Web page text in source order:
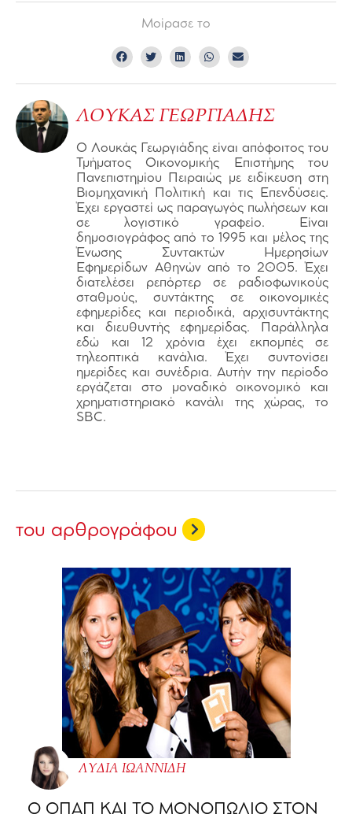
Μοίρασε το
ΛΟΥΚΑΣ ΓΕΩΡΓΙΑΔΗΣ
Ο Λουκάς Γεωργιάδης είναι απόφοιτος του
Τμήματος Οικονομικής Επιστήμης του
Πανεπιστημίου Πειραιώς με ειδίκευση στη
Βιομηχανική Πολιτική και τις Επενδύσεις.
Έχει εργαστεί ως παραγωγός πωλήσεων και
σε λογιστικό γραφείο. Είναι
δημοσιογράφος από το 1995 και μέλος της
Ένωσης Συντακτών Ημερησίων
Εφημερίδων Αθηνών από το 2005. Έχει
διατελέσει ρεπόρτερ σε ραδιοφωνικούς
σταθμούς, συντάκτης σε οικονομικές
εφημερίδες και περιοδικά, αρχισυντάκτης
και διευθυντής εφημερίδας. Παράλληλα
εδώ και 12 χρόνια έχει εκπομπές σε
τηλεοπτικά κανάλια. Έχει συντονίσει
ημερίδες και συνέδρια. Αυτήν την περίοδο
εργάζεται στο μοναδικό οικονομικό και
χρηματιστηριακό κανάλι της χώρας, το
SBC.
του αρθρογράφου
ΛΥΔΙΑ ΙΩΑΝΝΙΔΗ
O ΟΠΑΠ ΚΑΙ ΤΟ ΜΟΝΟΠΩΛΙΟ ΣΤΟΝ